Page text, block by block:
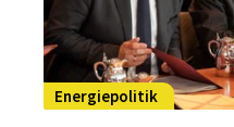
Energiepolitik